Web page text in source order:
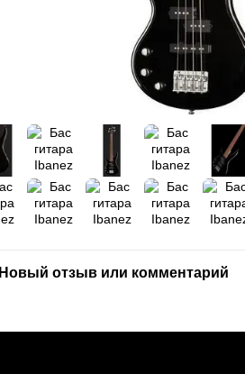
Новый отзыв или комментарий